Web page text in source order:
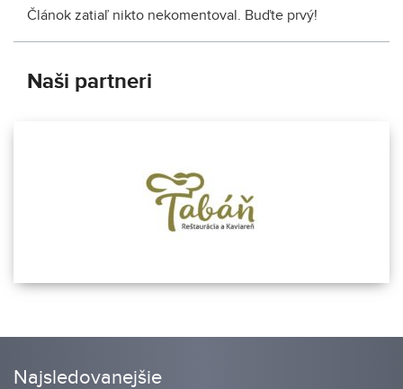
Článok zatiaľ nikto nekomentoval. Buďte prvý!
Naši partneri
Najsledovanejšie